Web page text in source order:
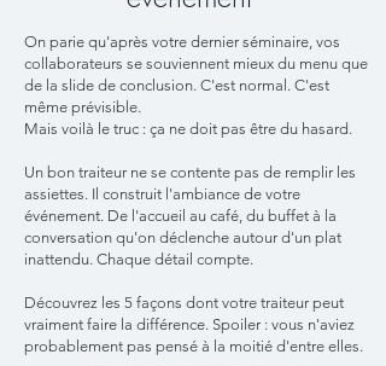
On parie qu'après votre dernier séminaire, vos
collaborateurs se souviennent mieux du menu que
de la slide de conclusion. C'est normal. C'est
même prévisible.
Mais voilà le truc : ça ne doit pas être du hasard.
Un bon traiteur ne se contente pas de remplir les
assiettes. Il construit l'ambiance de votre
événement. De l'accueil au café, du buffet à la
conversation qu'on déclenche autour d'un plat
inattendu. Chaque détail compte.
Découvrez les 5 façons dont votre traiteur peut
vraiment faire la différence. Spoiler : vous n'aviez
probablement pas pensé à la moitié d'entre elles.